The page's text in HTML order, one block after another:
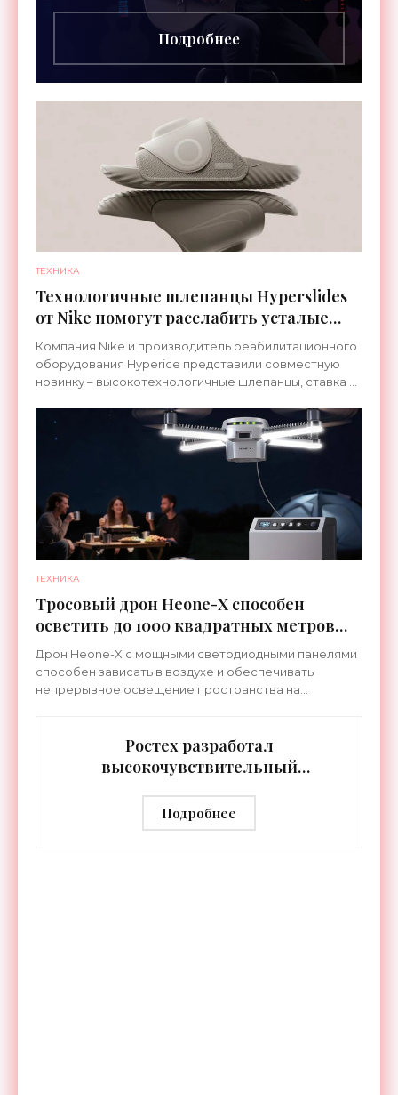
грифа. Светодиоды
Подробнее
ТЕХНИКА
Технологичные шлепанцы Hyperslides
от Nike помогут расслабить усталые
ноги после тренировки - «Гаджеты»
Компания Nike и производитель реабилитационного
оборудования Hyperice представили совместную
новинку – высокотехнологичные шлепанцы, ставка в
ТЕХНИКА
Тросовый дрон Heone-X способен
осветить до 1000 квадратных метров
земли - «Беспилотники»
Дрон Heone-X с мощными светодиодными панелями
способен зависать в воздухе и обеспечивать
непрерывное освещение пространства на
Ростех разработал
высокочувствительный
дальностью распознавания до 2 км
- «Гаджеты»
Подробнее